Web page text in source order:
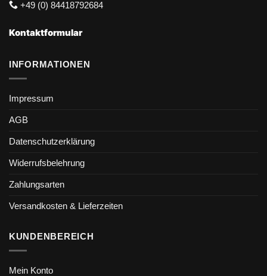
+49 (0) 84418792684
Kontaktformular
INFORMATIONEN
Impressum
AGB
Datenschutzerklärung
Widerrufsbelehrung
Zahlungsarten
Versandkosten & Lieferzeiten
KUNDENBEREICH
Mein Konto